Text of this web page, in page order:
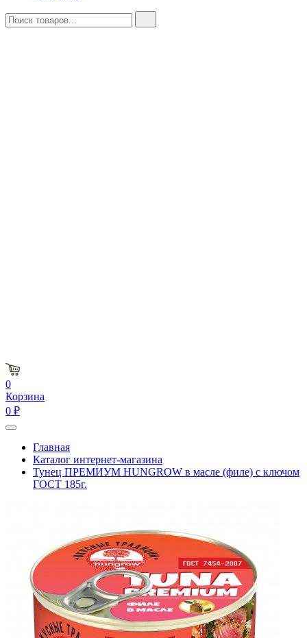
0
Корзина
0 ₽
Главная
Каталог интернет-магазина
Тунец ПРЕМИУМ HUNGROW в масле (филе) с ключом
ГОСТ 185г.